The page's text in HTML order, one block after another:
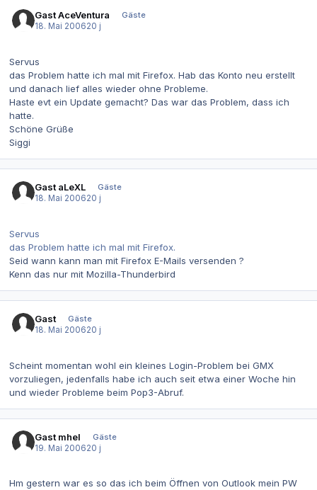
Gast AceVentura
Gäste
18. Mai 200620 j
Servus
das Problem hatte ich mal mit Firefox. Hab das Konto neu erstellt
und danach lief alles wieder ohne Probleme.
Haste evt ein Update gemacht? Das war das Problem, dass ich
hatte.
Schöne Grüße
Siggi
Gast aLeXL
Gäste
18. Mai 200620 j
Servus
das Problem hatte ich mal mit Firefox.
Seid wann kann man mit Firefox E-Mails versenden ?
Kenn das nur mit Mozilla-Thunderbird
Gast
Gäste
18. Mai 200620 j
Scheint momentan wohl ein kleines Login-Problem bei GMX
vorzuliegen, jedenfalls habe ich auch seit etwa einer Woche hin
und wieder Probleme beim Pop3-Abruf.
Gast mhel
Gäste
19. Mai 200620 j
Hm gestern war es so das ich beim Öffnen von Outlook mein PW